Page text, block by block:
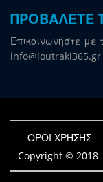
ΠΡΟΒΑΛΕΤΕ
Επικοινωνήστε με
info@loutraki365.gr
ΟΡΟΙ ΧΡΗΣΗΣ
Copyright © 2018